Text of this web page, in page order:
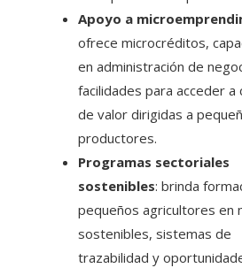
Apoyo a
ofrece microcréditos,
en administración de
facilidades para acceder a
de valor dirigidas a
productores.
Programas sectoriales
sostenibles: brinda
pequeños agricultores en
sostenibles, sistemas de
trazabilidad y